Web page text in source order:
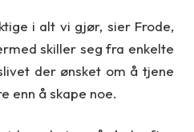
i alt vi gjør, sier Frode,
skiller seg fra enkelte
der ønsket om å tjene
enn å skape noe.